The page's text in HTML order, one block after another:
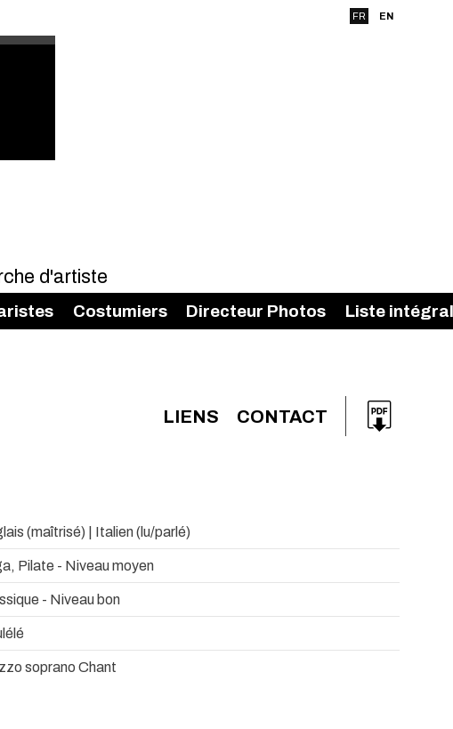
FR EN
Costumiers Directeur Photos Liste
LIENS CONTACT
(maîtrisé) | Italien (lu/parlé)
Pilate - Niveau moyen
- Niveau bon
soprano Chant